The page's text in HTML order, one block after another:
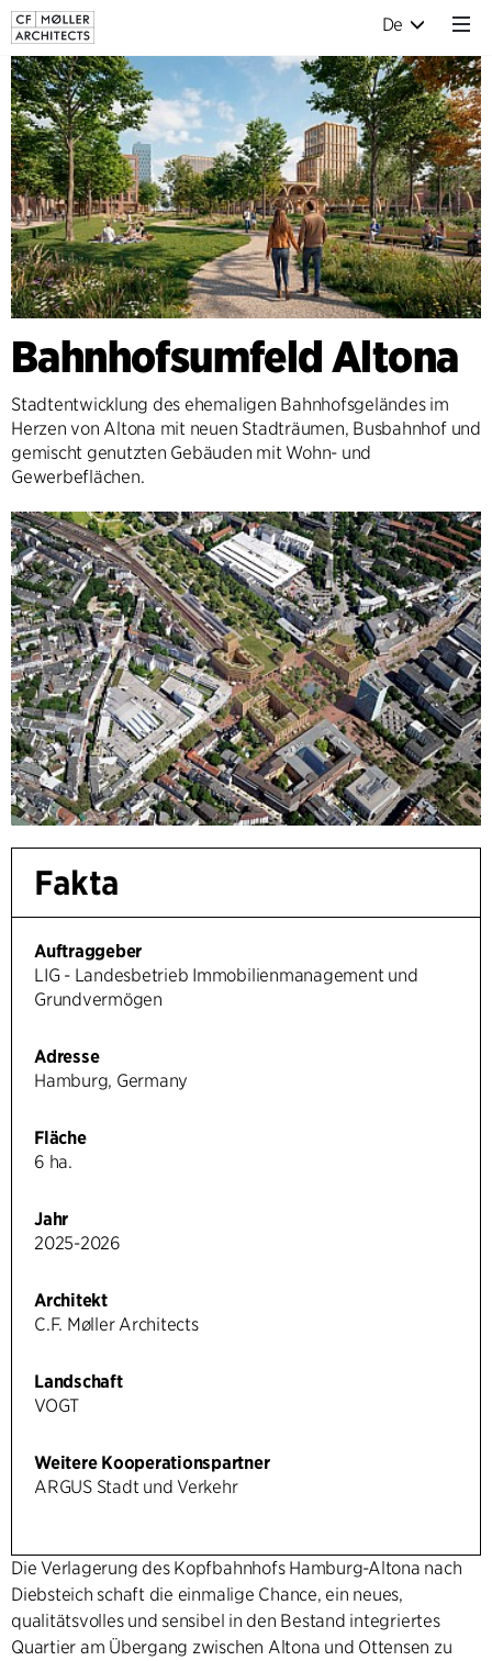
De
Bahnhofsumfeld Altona
Stadtentwicklung des ehemaligen Bahnhofsgeländes im
Herzen von Altona mit neuen Stadträumen, Busbahnhof und
gemischt genutzten Gebäuden mit Wohn- und
Gewerbeflächen.
Fakta
Auftraggeber
LIG - Landesbetrieb Immobilienmanagement und
Grundvermögen
Adresse
Hamburg, Germany
Fläche
6 ha.
Jahr
2025-2026
Architekt
C.F. Møller Architects
Landschaft
VOGT
Weitere Kooperationspartner
ARGUS Stadt und Verkehr
Die Verlagerung des Kopfbahnhofs Hamburg-Altona nach
Diebsteich schaft die einmalige Chance, ein neues,
qualitätsvolles und sensibel in den Bestand integriertes
Quartier am Übergang zwischen Altona und Ottensen zu